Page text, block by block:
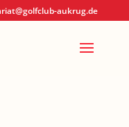
aukrug.de